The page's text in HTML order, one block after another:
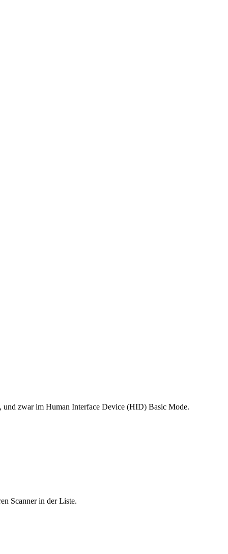
zwar im Human Interface Device (HID) Basic Mode.
Scanner in der Liste.